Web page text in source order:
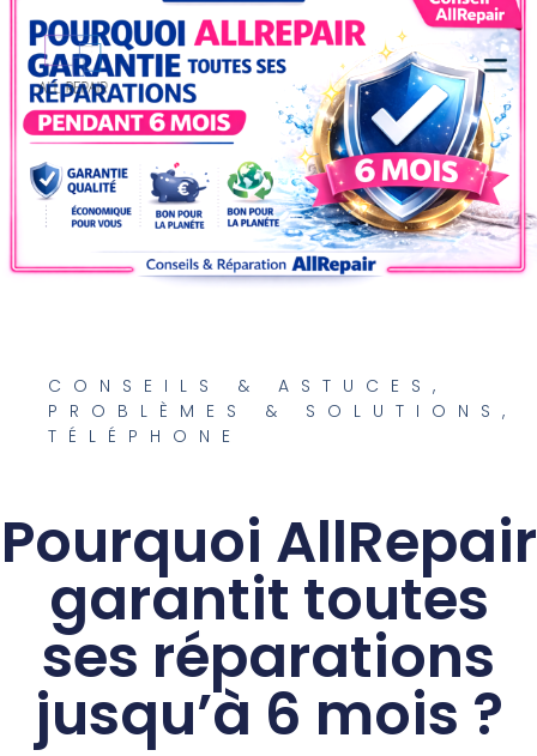
CONSEILS & ASTUCES ,
PROBLÈMES & SOLUTIONS ,
TÉLÉPHONE
Pourquoi AllRepair
garantit toutes
ses réparations
jusqu’à 6 mois ?
Contactez-nous